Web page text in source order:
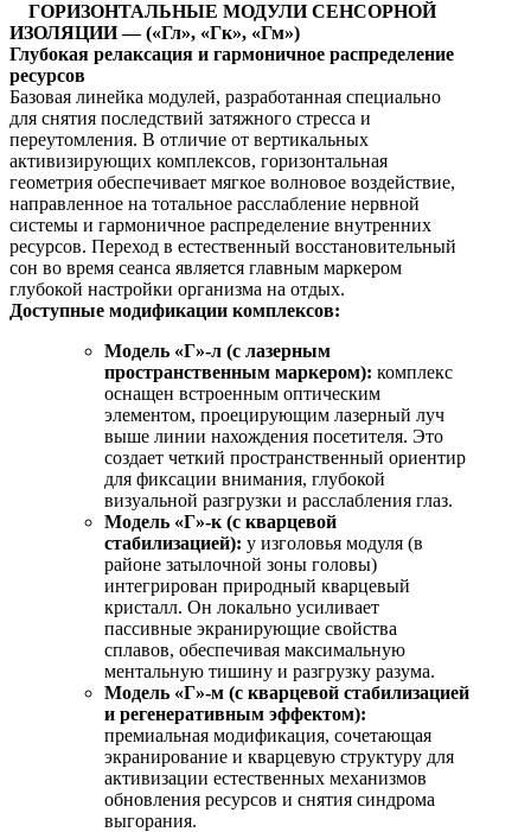
ГОРИЗОНТАЛЬНЫЕ МОДУЛИ СЕНСОРНОЙ
ИЗОЛЯЦИИ — («Гл», «Гк», «Гм»)
Глубокая релаксация и гармоничное распределение
ресурсов
Базовая линейка модулей, разработанная специально
для снятия последствий затяжного стресса и
переутомления. В отличие от вертикальных
активизирующих комплексов, горизонтальная
геометрия обеспечивает мягкое волновое воздействие,
направленное на тотальное расслабление нервной
системы и гармоничное распределение внутренних
ресурсов. Переход в естественный восстановительный
сон во время сеанса является главным маркером
глубокой настройки организма на отдых.
Доступные модификации комплексов:
Модель «Г»-л (с лазерным
пространственным маркером): комплекс
оснащен встроенным оптическим
элементом, проецирующим лазерный луч
выше линии нахождения посетителя. Это
создает четкий пространственный ориентир
для фиксации внимания, глубокой
визуальной разгрузки и расслабления глаз.
Модель «Г»-к (с кварцевой
стабилизацией): у изголовья модуля (в
районе затылочной зоны головы)
интегрирован природный кварцевый
кристалл. Он локально усиливает
пассивные экранирующие свойства
сплавов, обеспечивая максимальную
ментальную тишину и разгрузку разума.
Модель «Г»-м (с кварцевой стабилизацией
и регенеративным эффектом):
премиальная модификация, сочетающая
экранирование и кварцевую структуру для
активизации естественных механизмов
обновления ресурсов и снятия синдрома
выгорания.